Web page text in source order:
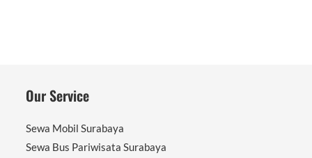
Our Service
Sewa Mobil Surabaya
Sewa Bus Pariwisata Surabaya